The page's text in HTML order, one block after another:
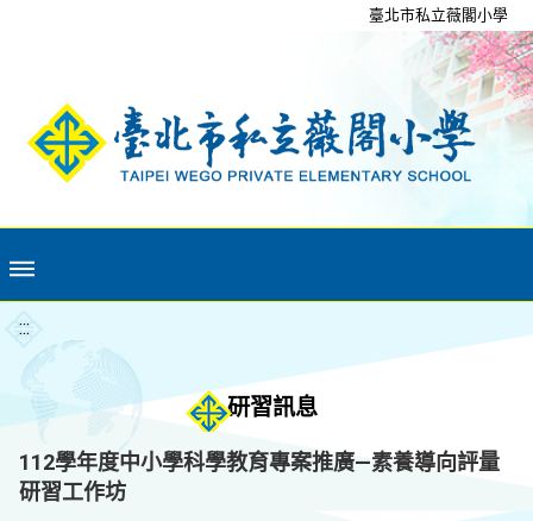
臺北市私立薇閣小學
:::
研習訊息
112學年度中小學科學教育專案推廣—素養導向評量
研習工作坊